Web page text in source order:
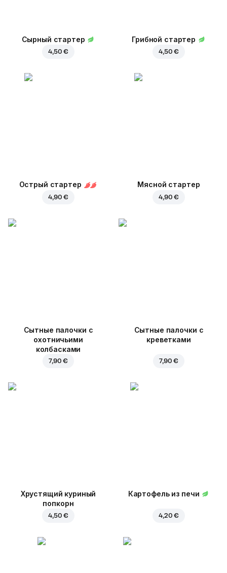
Сырный стартер
4,50 €
Грибной стартер
4,50 €
Острый стартер
4,90 €
Мясной стартер
4,90 €
Cытные палочки с
охотничьими
колбасками
7,90 €
Сытные палочки с
креветками
7,90 €
Хрустящий куриный
попкорн
4,50 €
Картофель из печи
4,20 €